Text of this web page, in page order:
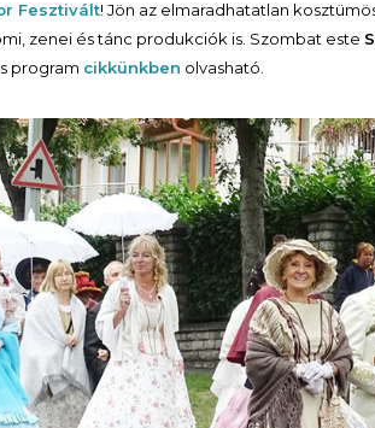
Fesztivált! Jön az elmaradhatatlan
zenei és tánc produkciók is. Szombat este
program cikkünkben olvasható.